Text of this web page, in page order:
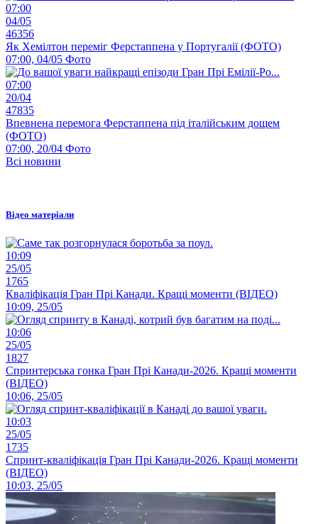
07:00
04/05
46356
Як Хемілтон переміг Ферстаппена у Португалії (ФОТО)
07:00, 04/05 Фото
07:00
20/04
47835
Впевнена перемога Ферстаппена під італійським дощем
(ФОТО)
07:00, 20/04 Фото
Всі новини
Відео матеріали
10:09
25/05
1765
Кваліфікація Гран Прі Канади. Кращі моменти (ВІДЕО)
10:09, 25/05
10:06
25/05
1827
Спринтерська гонка Гран Прі Канади-2026. Кращі моменти
(ВІДЕО)
10:06, 25/05
10:03
25/05
1735
Спринт-кваліфікація Гран Прі Канади-2026. Кращі моменти
(ВІДЕО)
10:03, 25/05